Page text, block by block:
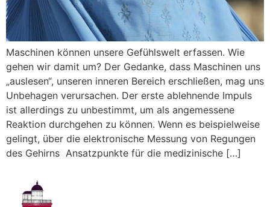
Maschinen können unsere Gefühlswelt erfassen. Wie
gehen wir damit um? Der Gedanke, dass Maschinen uns
„auslesen“, unseren inneren Bereich erschließen, mag uns
Unbehagen verursachen. Der erste ablehnende Impuls
ist allerdings zu unbestimmt, um als angemessene
Reaktion durchgehen zu können. Wenn es beispielweise
gelingt, über die elektronische Messung von Regungen
des Gehirns Ansatzpunkte für die medizinische […]